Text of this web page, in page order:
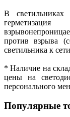
В светильниках
против взрыва
светильника к
* Наличие на
цены на
персонального
Популярные